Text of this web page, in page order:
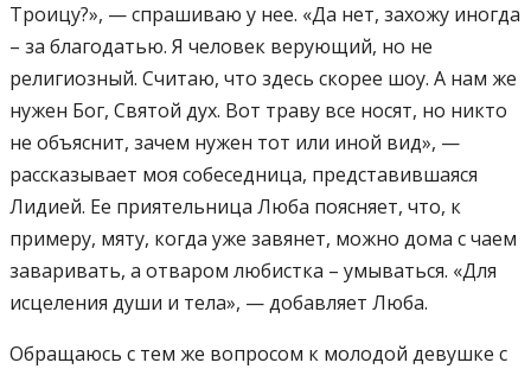
Троицу?», — спрашиваю у нее. «Да нет, захожу иногда
– за благодатью. Я человек верующий, но не
религиозный. Считаю, что здесь скорее шоу. А нам же
нужен Бог, Святой дух. Вот траву все носят, но никто
не объяснит, зачем нужен тот или иной вид», —
рассказывает моя собеседница, представившаяся
Лидией. Ее приятельница Люба поясняет, что, к
примеру, мяту, когда уже завянет, можно дома с чаем
заваривать, а отваром любистка – умываться. «Для
исцеления души и тела», — добавляет Люба.
Обращаюсь с тем же вопросом к молодой девушке с